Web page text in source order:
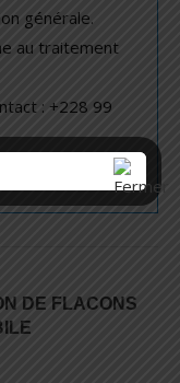
générale.
au traitement
: +228 99
DE FLACONS